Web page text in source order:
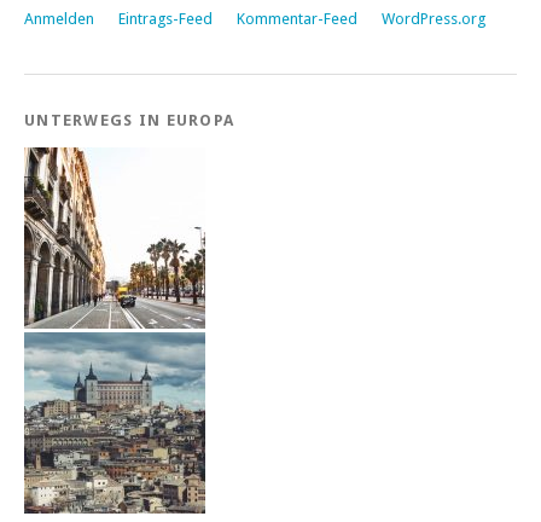
Anmelden Eintrags-Feed Kommentar-Feed WordPress.org
UNTERWEGS IN EUROPA